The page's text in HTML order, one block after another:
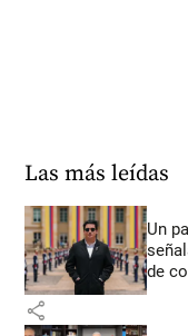
Las más leídas
Un
de
share